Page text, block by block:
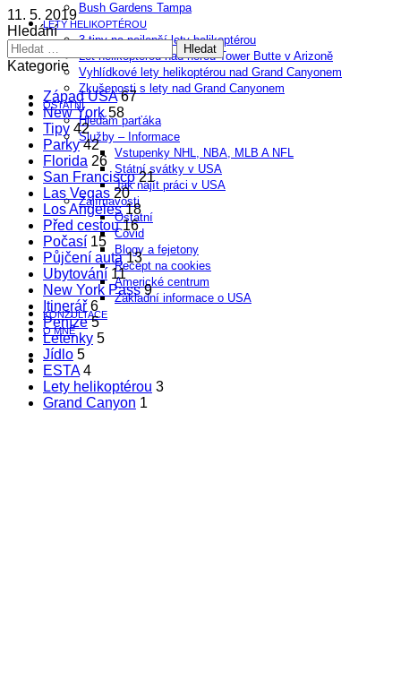
Bush Gardens Tampa
LETY HELIKOPTÉROU
3 tipy na nejlepší lety helikoptérou
Let helikoptérou nad horou Tower Butte v Arizoně
Vyhlídkové lety helikoptérou nad Grand Canyonem
Zkušenosti s lety nad Grand Canyonem
OSTATNÍ
Hledám parťáka
Služby – Informace
Vstupenky NHL, NBA, MLB A NFL
Státní svátky v USA
Jak najít práci v USA
Zajímavosti
Ostatní
Covid
Blogy a fejetony
Recept na cookies
Americké centrum
Základní informace o USA
KONZULTACE
O MNĚ
Hledat
11. 5. 2019
Hledání
Vyhledávání
Kategorie
Západ USA 67
New York 58
Tipy 42
Parky 42
Florida 26
San Francisco 21
Las Vegas 20
Los Angeles 18
Před cestou 16
Počasí 15
Půjčení auta 13
Ubytování 11
New York Pass 9
Itinerář 6
Peníze 5
Letenky 5
Jídlo 5
ESTA 4
Lety helikoptérou 3
Grand Canyon 1